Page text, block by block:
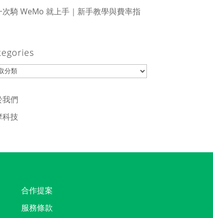
次騎 WeMo 就上手｜新手教學與費率指
我們
科技
合作提案
服務條款